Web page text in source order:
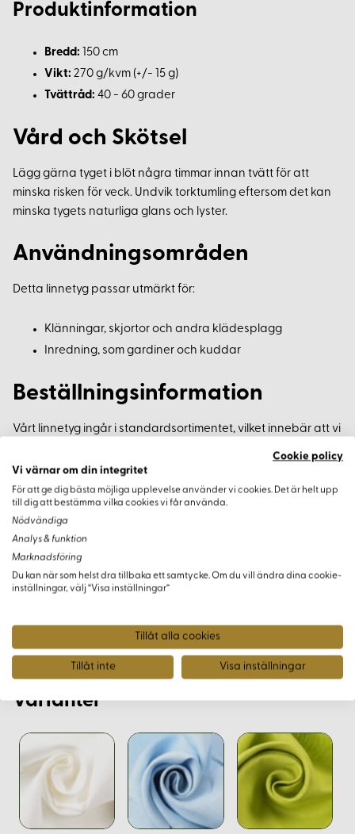
Produktinformation
Bredd: 150 cm
Vikt: 270 g/kvm (+/- 15 g)
Tvättråd: 40 - 60 grader
Vård och Skötsel
Lägg gärna tyget i blöt några timmar innan tvätt för att
minska risken för veck. Undvik torktumling eftersom det kan
minska tygets naturliga glans och lyster.
Användningsområden
Detta linnetyg passar utmärkt för:
Klänningar, skjortor och andra klädesplagg
Inredning, som gardiner och kuddar
Beställningsinformation
Vårt linnetyg ingår i standardsortimentet, vilket innebär att vi
enkelt kan få hem mer om det tar slut. Priset avser hel meter,
med ett minsta köp av 0,5 meter, och du kan även beställa i
halvmetrar.
Färg och Prover
Färgåtergivning kan variera mellan olika skärmar. För att
säkerställa att du får rätt nyans, rekommenderar vi att
Varianter
Cookie policy
Vi värnar om din integritet
För att ge dig bästa möjliga upplevelse använder vi cookies. Det är helt upp
till dig att bestämma vilka cookies vi får använda.
Nödvändiga
Analys & funktion
Marknadsföring
Du kan när som helst dra tillbaka ett samtycke. Om du vill ändra dina cookie-
inställningar, välj “Visa inställningar”
Tillåt alla cookies
Tillåt inte Visa inställningar